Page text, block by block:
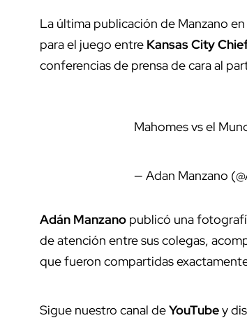
La última publicación de Manzano
para el juego entre KansasCity
conferencias de prensa de cara al
Mahomes vs el
— Adan Manzano
Adán Manzano publicó una
de atención entre sus colegas,
que fueron compartidas
Sigue nuestro canal deYouTubey